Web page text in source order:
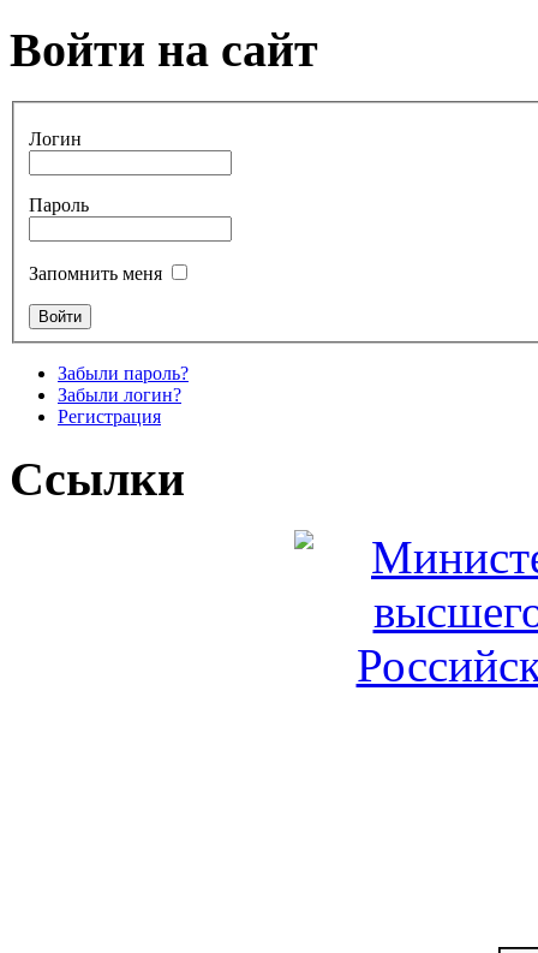
Войти на сайт
Логин
Пароль
Запомнить меня
Забыли пароль?
Забыли логин?
Регистрация
Ссылки